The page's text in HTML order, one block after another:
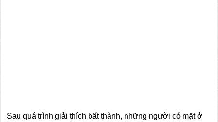
Sau quá trình giải thích bất thành, những người có mặt ở